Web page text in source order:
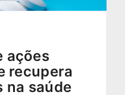
ações
recupera
na saúde